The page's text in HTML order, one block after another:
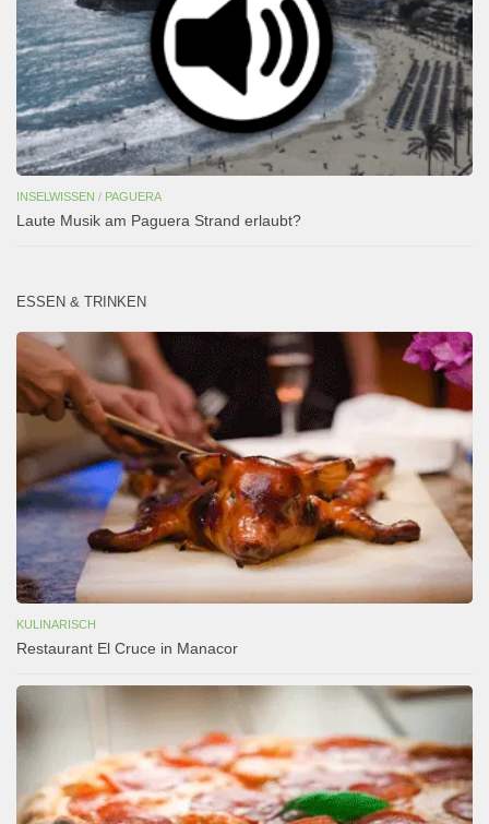
INSELWISSEN / PAGUERA
Laute Musik am Paguera Strand erlaubt?
ESSEN & TRINKEN
KULINARISCH
Restaurant El Cruce in Manacor